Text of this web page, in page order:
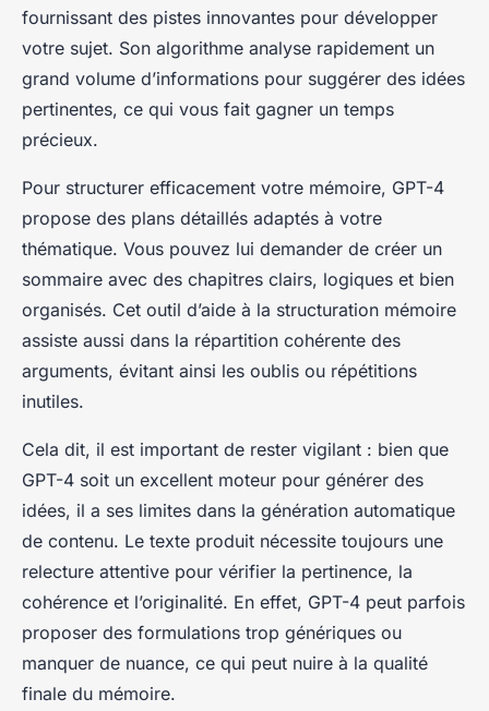
fournissant des pistes innovantes pour développer
votre sujet. Son algorithme analyse rapidement un
grand volume d’informations pour suggérer des idées
pertinentes, ce qui vous fait gagner un temps
précieux.
Pour structurer efficacement votre mémoire, GPT-4
propose des plans détaillés adaptés à votre
thématique. Vous pouvez lui demander de créer un
sommaire avec des chapitres clairs, logiques et bien
organisés. Cet outil d’aide à la structuration mémoire
assiste aussi dans la répartition cohérente des
arguments, évitant ainsi les oublis ou répétitions
inutiles.
Cela dit, il est important de rester vigilant : bien que
GPT-4 soit un excellent moteur pour générer des
idées, il a ses limites dans la génération automatique
de contenu. Le texte produit nécessite toujours une
relecture attentive pour vérifier la pertinence, la
cohérence et l’originalité. En effet, GPT-4 peut parfois
proposer des formulations trop génériques ou
manquer de nuance, ce qui peut nuire à la qualité
finale du mémoire.